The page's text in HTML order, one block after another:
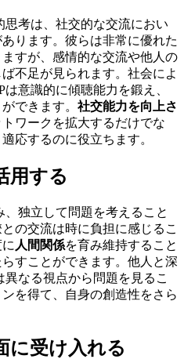
考は、社交的な交流におい
ります。彼らは非常に優れた
すが、感情的な交流や他人の
不足が見られます。社会によ
意識的に傾聴能力を鍛え、
できます。 社交能力を向上さ
ワークを拡大するだけでな
応するのに役立ちます。
用する
独立して問題を考えること
の交流は時に負担に感じるこ
人間関係を育み維持すること
すことができます。他人と深
なる視点から問題を見るこ
を得て、自身の創造性をさら
に受け入れる